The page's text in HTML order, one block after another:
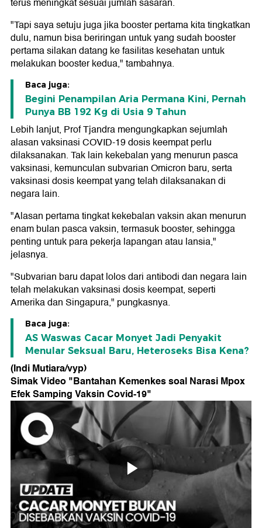
terus meningkat sesuai jumlah sasaran.
"Tapi saya setuju juga jika booster pertama kita tingkatkan
dulu, namun bisa beriringan untuk yang sudah booster
pertama silakan datang ke fasilitas kesehatan untuk
melakukan booster kedua," tambahnya.
Baca juga:
Begini Penampilan Aria Permana Kini, Pernah
Punya BB 192 Kg di Usia 9 Tahun
Lebih lanjut, Prof Tjandra mengungkapkan sejumlah
alasan vaksinasi COVID-19 dosis keempat perlu
dilaksanakan. Tak lain kekebalan yang menurun pasca
vaksinasi, kemunculan subvarian Omicron baru, serta
vaksinasi dosis keempat yang telah dilaksanakan di
negara lain.
"Alasan pertama tingkat kekebalan vaksin akan menurun
enam bulan pasca vaksin, termasuk booster, sehingga
penting untuk para pekerja lapangan atau lansia,"
jelasnya.
"Subvarian baru dapat lolos dari antibodi dan negara lain
telah melakukan vaksinasi dosis keempat, seperti
Amerika dan Singapura," pungkasnya.
Baca juga:
AS Waswas Cacar Monyet Jadi Penyakit
Menular Seksual Baru, Heteroseks Bisa Kena?
(Indi Mutiara/vyp)
Simak Video "Bantahan Kemenkes soal Narasi Mpox
Efek Samping Vaksin Covid-19"